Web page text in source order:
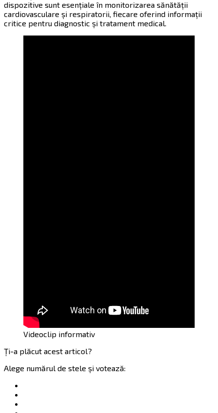
dispozitive sunt esențiale în monitorizarea sănătății
cardiovasculare și respiratorii, fiecare oferind informații
critice pentru diagnostic și tratament medical.
Videoclip informativ
Ți-a plăcut acest articol?
Alege numărul de stele și votează: